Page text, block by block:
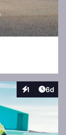
1
Interaktionen
6d